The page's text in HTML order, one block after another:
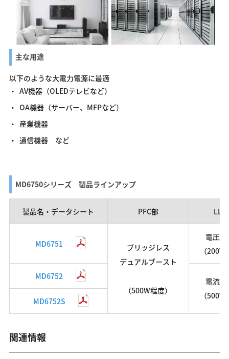
主な用途
以下のような大電力電源に最適
AV機器（OLEDテレビなど）
OA機器（サーバー、MFPなど）
産業機器
通信機器 など
MD6750シリーズ 製品ラインアップ
製品名・データシート PFC部 LLC
MD6751
ブリッジレス
デュアルブースト
（500W程度）
電圧
（
MD6752
電流
（
MD6752S
関連情報